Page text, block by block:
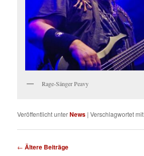
Rage-Sänger Peavy
Veröffentlicht unterNews |Verschlagwortet mit
Beitragsnavigation
← Ältere Beiträge